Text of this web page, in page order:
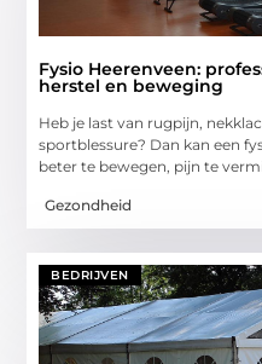
Fysio Heerenveen:
herstel en beweging
Heb je last van rugpijn,
sportblessure? Dan kan een
beter te bewegen, pijn te
Gezondheid
BEDRIJVEN